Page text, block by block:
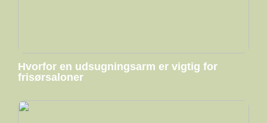
Hvorfor en udsugningsarm er vigtig for
frisørsaloner